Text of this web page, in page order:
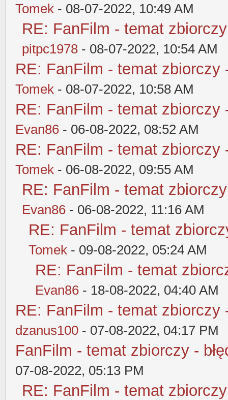
Tomek - 08-07-2022, 10:49 AM
RE: FanFilm - temat
pitpc1978 - 08-07-2022, 10:54 AM
RE: FanFilm - temat zbiorczy
Tomek - 08-07-2022, 10:58 AM
RE: FanFilm - temat zbiorczy
Evan86 - 06-08-2022, 08:52 AM
RE: FanFilm - temat zbiorczy
Tomek - 06-08-2022, 09:55 AM
RE: FanFilm - temat
Evan86 - 06-08-2022, 11:16 AM
RE: FanFilm - temat
Tomek - 09-08-2022, 05:24 AM
RE: FanFilm - temat
Evan86 - 18-08-2022, 04:40 AM
RE: FanFilm - temat zbiorczy
dzanus100 - 07-08-2022, 04:17 PM
FanFilm - temat zbiorczy -
07-08-2022, 05:13 PM
RE: FanFilm - temat